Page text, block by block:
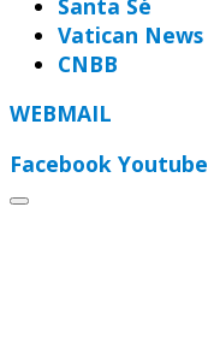
Vatican News
CNBB
WEBMAIL
Facebook Youtube